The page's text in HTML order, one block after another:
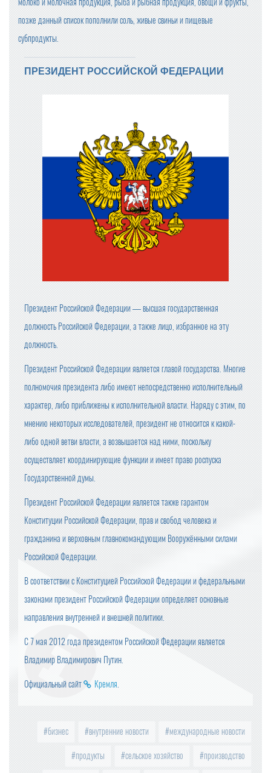
позже данный список пополнили соль, живые свиньи и пищевые
субпродукты.
ПРЕЗИДЕНТ РОССИЙСКОЙ ФЕДЕРАЦИИ
Президент Российской Федерации — высшая государственная
должность Российской Федерации, а также лицо, избранное на эту
должность.
Президент Российской Федерации является главой государства. Многие
полномочия президента либо имеют непосредственно исполнительный
характер, либо приближены к исполнительной власти. Наряду с этим, по
мнению некоторых исследователей, президент не относится к какой-
либо одной ветви власти, а возвышается над ними, поскольку
осуществляет координирующие функции и имеет право роспуска
Государственной думы.
Президент Российской Федерации является также гарантом
Конституции Российской Федерации, прав и свобод человека и
гражданина и верховным главнокомандующим Вооружёнными силами
Российской Федерации.
В соответствии с Конституцией Российской Федерации и федеральными
законами президент Российской Федерации определяет основные
направления внутренней и внешней политики.
С 7 мая 2012 года президентом Российской Федерации является
Владимир Владимирович Путин.
Официальный сайт Кремля.
бизнес внутренние новости международные новости
продукты сельское хозяйство производство